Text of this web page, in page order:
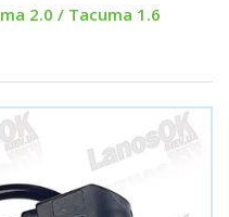
2.0 / Tacuma 1.6